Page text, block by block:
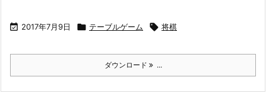
 2017年7月9日  テーブルゲーム  将棋
ダウンロード ...